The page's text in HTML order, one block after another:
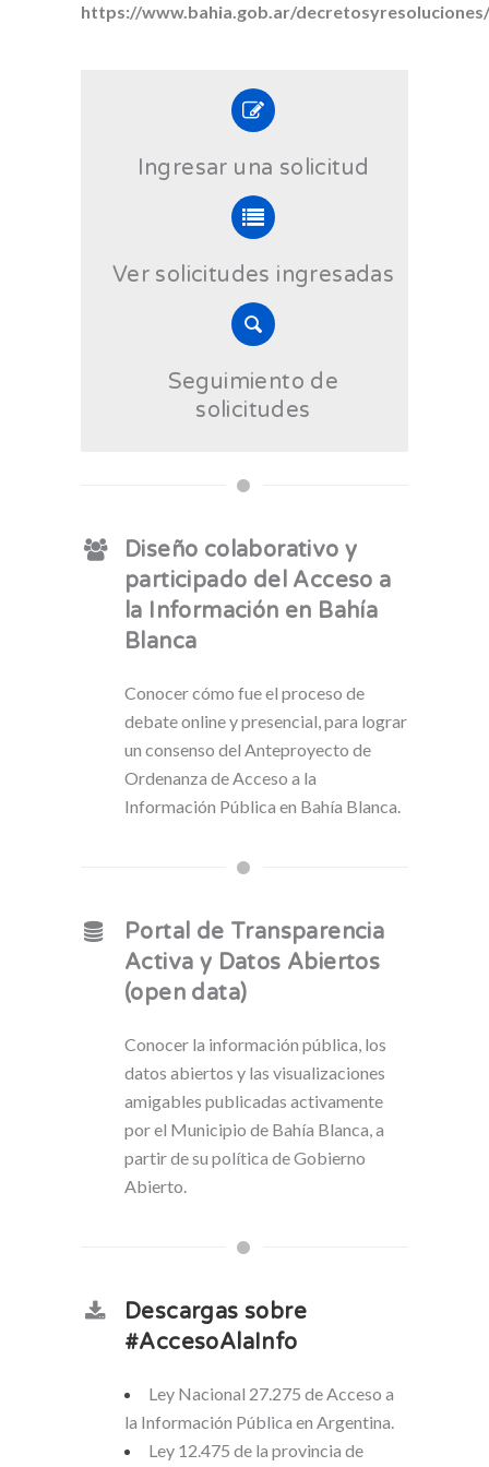
https://www.bahia.gob.ar/
Ingresar una solicitud
Ver solicitudes ingresadas
Seguimiento de
solicitudes
Diseño colaborativo y
participado del Acceso a
la Información en Bahía
Blanca
Conocer cómo fue el proceso de
debate online y presencial, para lograr
un consenso del Anteproyecto de
Ordenanza de Acceso a la
Información Pública en Bahía Blanca.
Portal de Transparencia
Activa y Datos Abiertos
(open data)
Conocer la información pública, los
datos abiertos y las visualizaciones
amigables publicadas activamente
por el Municipio de Bahía Blanca, a
partir de su política de Gobierno
Abierto.
Descargas sobre
#AccesoAlaInfo
Ley Nacional 27.275 de Acceso a
la Información Pública en Argentina.
Ley 12.475 de la provincia de